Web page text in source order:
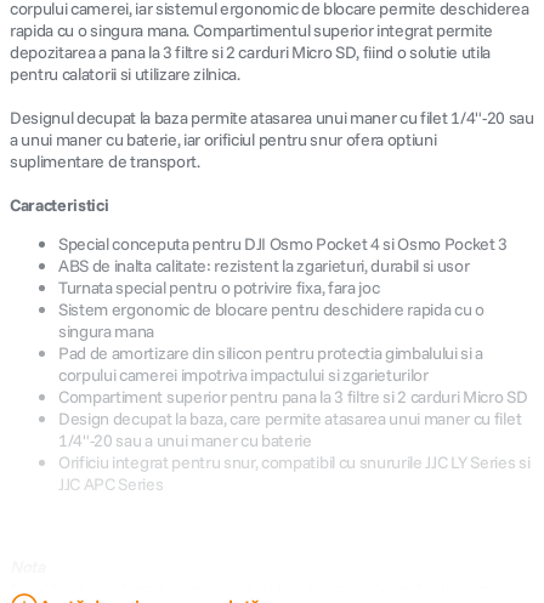
corpului camerei, iar sistemul ergonomic de blocare permite deschiderea
rapida cu o singura mana. Compartimentul superior integrat permite
depozitarea a pana la 3 filtre si 2 carduri Micro SD, fiind o solutie utila
pentru calatorii si utilizare zilnica.
Designul decupat la baza permite atasarea unui maner cu filet 1/4"-20 sau
a unui maner cu baterie, iar orificiul pentru snur ofera optiuni
suplimentare de transport.
Caracteristici
Special conceputa pentru DJI Osmo Pocket 4 si Osmo Pocket 3
ABS de inalta calitate: rezistent la zgarieturi, durabil si usor
Turnata special pentru o potrivire fixa, fara joc
Sistem ergonomic de blocare pentru deschidere rapida cu o
singura mana
Pad de amortizare din silicon pentru protectia gimbalului si a
corpului camerei impotriva impactului si zgarieturilor
Compartiment superior pentru pana la 3 filtre si 2 carduri Micro SD
Design decupat la baza, care permite atasarea unui maner cu filet
1/4"-20 sau a unui maner cu baterie
Orificiu integrat pentru snur, compatibil cu snururile JJC LY Series si
JJC APC Series
Nu utilizati acest produs impreuna cu tocul original de protectie semi-